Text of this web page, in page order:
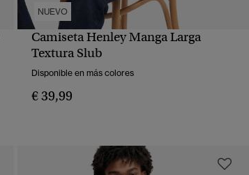
NUEVO
VISTA RÁPIDA
Camiseta Henley Manga Larga
Textura Slub
Disponible en más colores
€ 39,99